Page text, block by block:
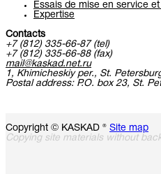
Essais de mise en service
Expertise
Contacts
+7 (812) 335-66-87 (tel)
+7 (812) 335-66-88 (fax)
mail@kaskad.net.ru
1, Khimicheskiy per., St.
Postal address: P.O. box 23, St.
Copyright © KASKAD ® Site map
Copying site materials without